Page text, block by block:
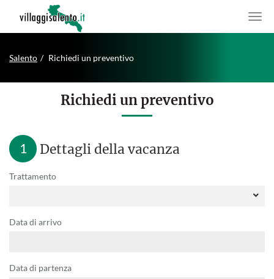
Salento Richiedi un preventivo
Richiedi un preventivo
1 Dettagli della vacanza
Trattamento
Data di arrivo
Data di partenza